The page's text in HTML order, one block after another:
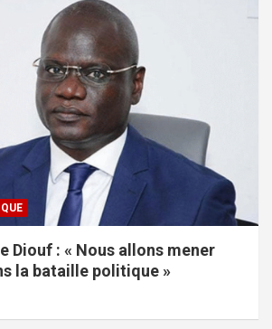
Diouf : « Nous allons mener
la bataille politique »